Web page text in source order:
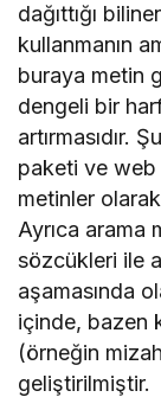
dağıttığı
kullanmanın
buraya metin
dengeli bir
artırmasıdır.
paketi ve web
metinler
Ayrıca arama
sözcükleri ile
aşamasında
içinde, bazen
(örneğin
geliştirilmiştir.